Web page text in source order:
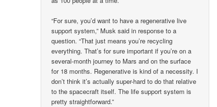
“For sure, you’d want to have a regenerative live
support system,” Musk said in response to a
question. “That just means you’re recycling
everything. That’s for sure important if you’re on a
several-month journey to Mars and on the surface
for 18 months. Regenerative is kind of a necessity. I
don’t think it’s actually super-hard to do that relative
to the spacecraft itself. The life support system is
pretty straightforward.”